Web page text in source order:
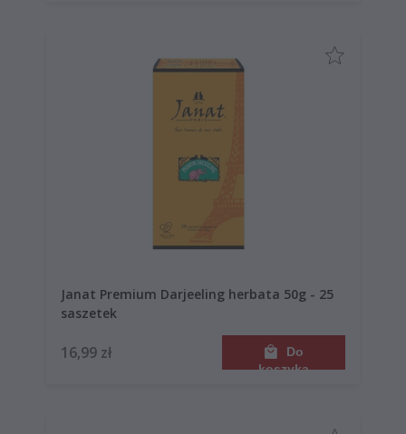
Janat Premium Darjeeling herbata 50g - 25
saszetek
16,99 zł
Do
koszyka